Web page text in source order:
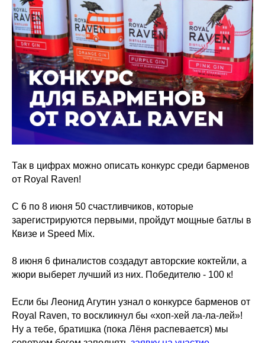
Так в цифрах можно описать конкурс среди барменов
от Royal Raven!
С 6 по 8 июня 50 счастливчиков, которые
зарегистрируются первыми, пройдут мощные батлы в
Квизе и Speed Mix.
8 июня 6 финалистов создадут авторские коктейли, а
жюри выберет лучший из них. Победителю - 100 к!
Если бы Леонид Агутин узнал о конкурсе барменов от
Royal Raven, то воскликнул бы «хоп-хей ла-ла-лей»!
Ну а тебе, братишка (пока Лёня распевается) мы